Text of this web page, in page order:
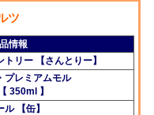
ツ
情報
トリー 【さんとりー】
プレミアムモル
350ml 】
ル 【缶】